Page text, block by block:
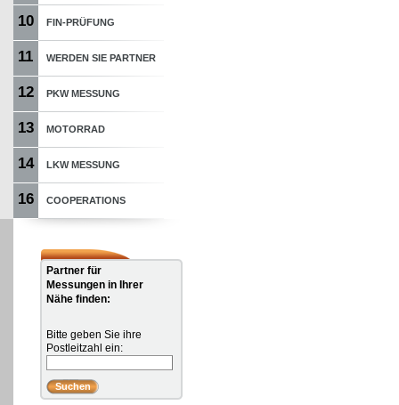
10 FIN-PRÜFUNG
11 WERDEN SIE PARTNER
12 PKW MESSUNG
13 MOTORRAD
14 LKW MESSUNG
16 COOPERATIONS
Partner für
Messungen in Ihrer
Nähe finden:
Bitte geben Sie ihre
Postleitzahl ein: